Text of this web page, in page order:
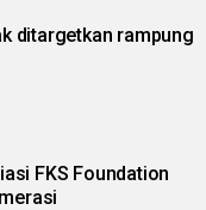
ditargetkan rampung
FKS Foundation